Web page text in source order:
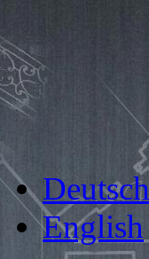
Deutsch
English